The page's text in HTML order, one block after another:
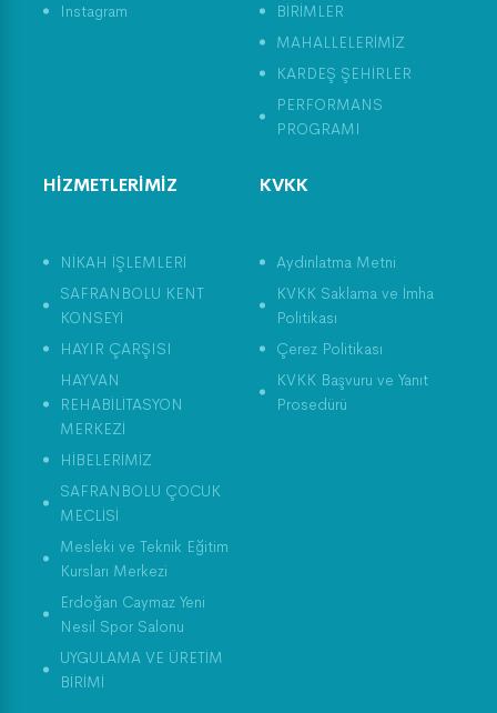
Instagram
BİRİMLER
MAHALLELERİMİZ
KARDEŞ ŞEHİRLER
PERFORMANS
PROGRAMI
HİZMETLERİMİZ
NİKAH İŞLEMLERİ
SAFRANBOLU KENT
KONSEYİ
HAYIR ÇARŞISI
HAYVAN
REHABİLİTASYON
MERKEZİ
HİBELERİMİZ
SAFRANBOLU ÇOCUK
MECLİSİ
Mesleki ve Teknik Eğitim
Kursları Merkezi
Erdoğan Caymaz Yeni
Nesil Spor Salonu
UYGULAMA VE ÜRETİM
BİRİMİ
KVKK
Aydınlatma Metni
KVKK Saklama ve İmha
Politikası
Çerez Politikası
KVKK Başvuru ve Yanıt
Prosedürü